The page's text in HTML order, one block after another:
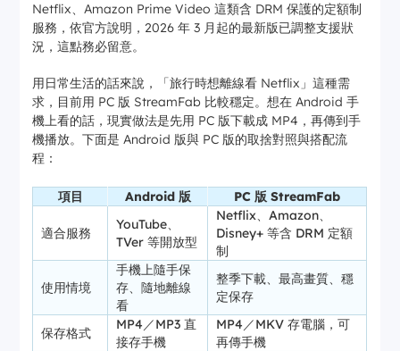
Netflix、Amazon Prime Video 這類含 DRM 保護的定額制
服務，依官方說明，2026 年 3 月起的最新版已調整支援狀
況，這點務必留意。
用日常生活的話來說，「旅行時想離線看 Netflix」這種需
求，目前用 PC 版 StreamFab 比較穩定。想在 Android 手
機上看的話，現實做法是先用 PC 版下載成 MP4，再傳到手
機播放。下面是 Android 版與 PC 版的取捨對照與搭配流
程：
項目 Android 版 PC 版 StreamFab
適合服務
YouTube、
TVer 等開放型
Netflix、Amazon、
Disney+ 等含 DRM 定額
制
使用情境
手機上隨手保
存、隨地離線
看
整季下載、最高畫質、穩
定保存
保存格式
MP4／MP3 直
接存手機
MP4／MKV 存電腦，可
再傳手機